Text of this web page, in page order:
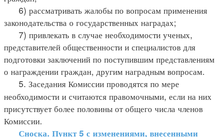
6) рассматривать жалобы по вопросам применения
законодательства о государственных наградах;
7) привлекать в случае необходимости ученых,
представителей общественности и специалистов для
подготовки заключений по поступившим представлениям
о награждении граждан, другим наградным вопросам.
5. Заседания Комиссии проводятся по мере
необходимости и считаются правомочными, если на них
присутствует более половины от общего числа членов
Комиссии.
Сноска. Пункт 5 с изменениями, внесенными